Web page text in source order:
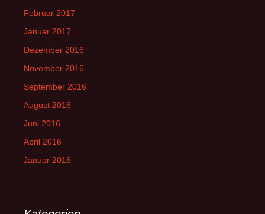
Februar 2017
Januar 2017
Dezember 2016
November 2016
September 2016
August 2016
Juni 2016
April 2016
Januar 2016